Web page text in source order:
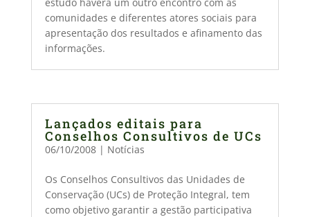
comunidades e diferentes atores sociais para
apresentação dos resultados e afinamento das
informações.
Lançados editais para
Conselhos Consultivos de UCs
06/10/2008| Notícias
Os Conselhos Consultivos das Unidades de
Conservação (UCs) de Proteção Integral, tem
como objetivo garantir a gestão participativa